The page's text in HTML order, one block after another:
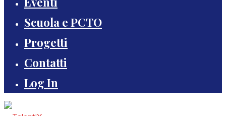
Scuola e PCTO
Progetti
Contatti
Log In